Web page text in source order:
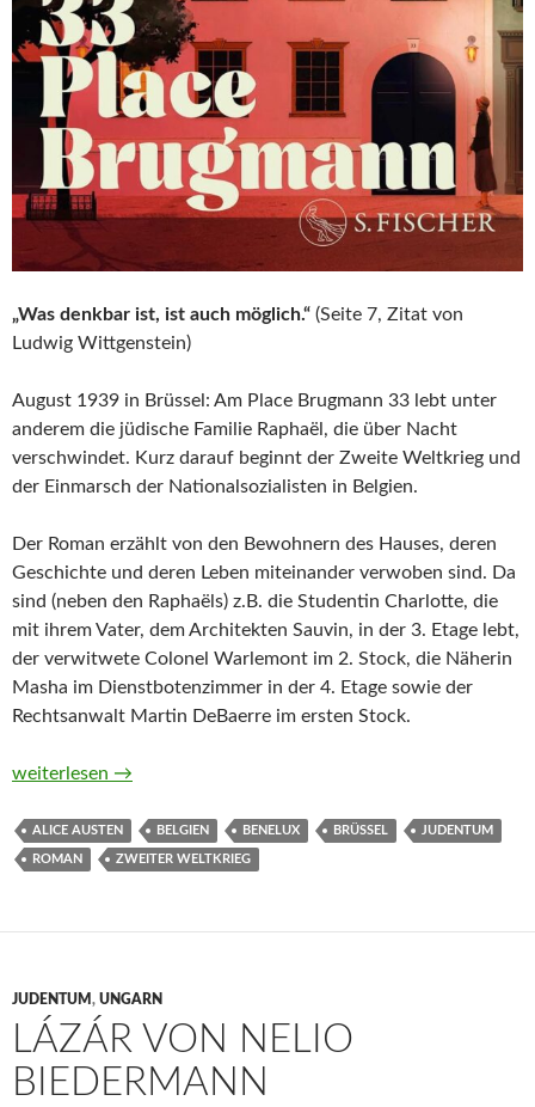
„Was denkbar ist, ist auch möglich.“ (Seite 7, Zitat von
Ludwig Wittgenstein)
August 1939 in Brüssel: Am Place Brugmann 33 lebt unter
anderem die jüdische Familie Raphaël, die über Nacht
verschwindet. Kurz darauf beginnt der Zweite Weltkrieg und
der Einmarsch der Nationalsozialisten in Belgien.
Der Roman erzählt von den Bewohnern des Hauses, deren
Geschichte und deren Leben miteinander verwoben sind. Da
sind (neben den Raphaëls) z.B. die Studentin Charlotte, die
mit ihrem Vater, dem Architekten Sauvin, in der 3. Etage lebt,
der verwitwete Colonel Warlemont im 2. Stock, die Näherin
Masha im Dienstbotenzimmer in der 4. Etage sowie der
Rechtsanwalt Martin DeBaerre im ersten Stock.
33 Place Brugmann von Alice Austen
weiterlesen →
ALICE AUSTEN BELGIEN BENELUX BRÜSSEL JUDENTUM
ROMAN ZWEITER WELTKRIEG
JUDENTUM , UNGARN
LÁZÁR VON NELIO
BIEDERMANN